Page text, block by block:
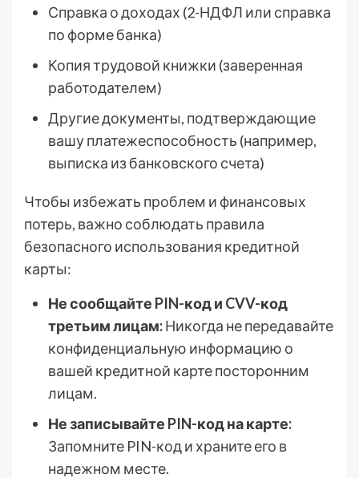
Справка о доходах (2-НДФЛ или справка
по форме банка)
Копия трудовой книжки (заверенная
работодателем)
Другие документы, подтверждающие
вашу платежеспособность (например,
выписка из банковского счета)
Чтобы избежать проблем и финансовых
потерь, важно соблюдать правила
безопасного использования кредитной
карты:
Не сообщайте PIN-код и CVV-код
третьим лицам:Никогда не передавайте
конфиденциальную информацию о
вашей кредитной карте посторонним
лицам.
Не записывайте PIN-код на карте:
Запомните PIN-код и храните его в
надежном месте.